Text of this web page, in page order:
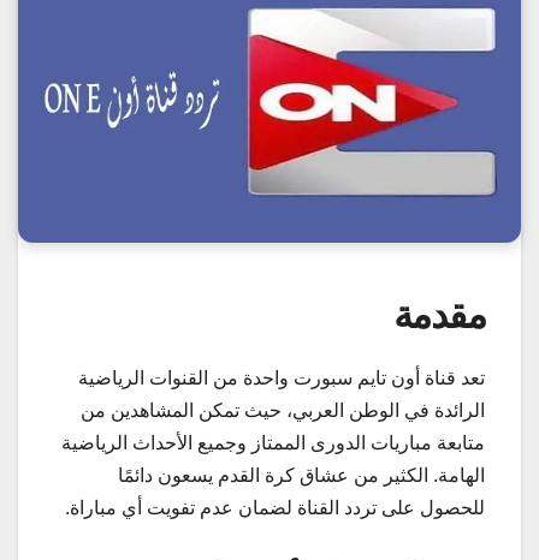
مقدمة
تعد قناة أون تايم سبورت واحدة من القنوات الرياضية
الرائدة في الوطن العربي، حيث تمكن المشاهدين من
متابعة مباريات الدورى الممتاز وجميع الأحداث الرياضية
الهامة. الكثير من عشاق كرة القدم يسعون دائمًا
للحصول على تردد القناة لضمان عدم تفويت أي مباراة.